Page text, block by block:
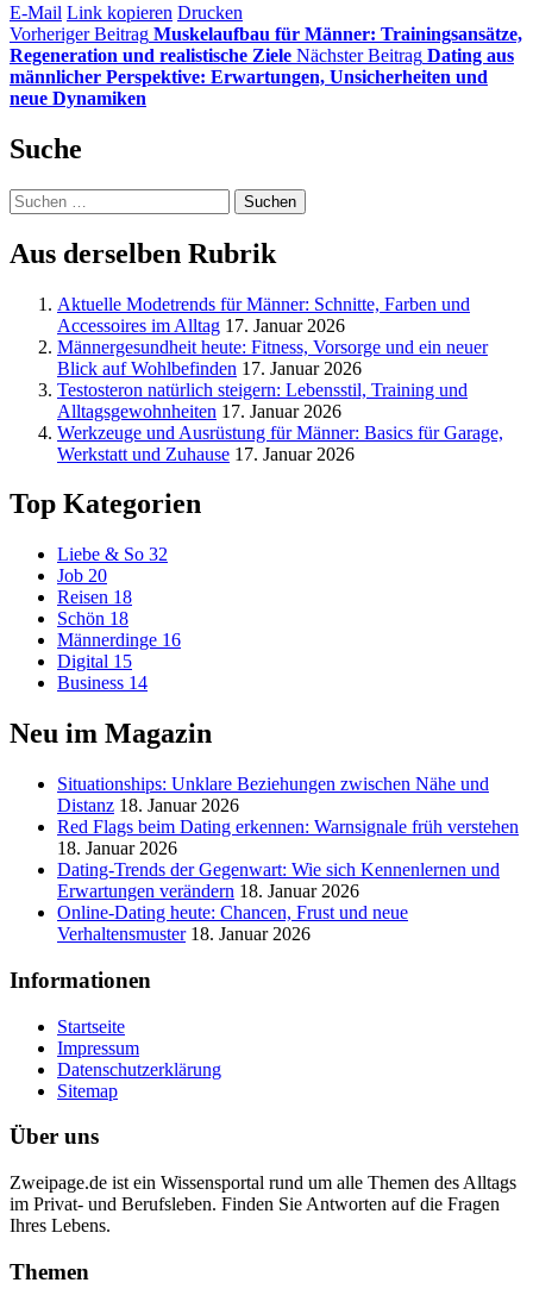
E-Mail Link kopieren Drucken
Vorheriger Beitrag Muskelaufbau für Männer: Trainingsansätze,
Regeneration und realistische Ziele Nächster Beitrag Dating aus
männlicher Perspektive: Erwartungen, Unsicherheiten und
neue Dynamiken
Suche
Suchen
nach:
Aus derselben Rubrik
Aktuelle Modetrends für Männer: Schnitte, Farben und
Accessoires im Alltag 17. Januar 2026
Männergesundheit heute: Fitness, Vorsorge und ein neuer
Blick auf Wohlbefinden 17. Januar 2026
Testosteron natürlich steigern: Lebensstil, Training und
Alltagsgewohnheiten 17. Januar 2026
Werkzeuge und Ausrüstung für Männer: Basics für Garage,
Werkstatt und Zuhause 17. Januar 2026
Top Kategorien
Liebe & So 32
Job 20
Reisen 18
Schön 18
Männerdinge 16
Digital 15
Business 14
Neu im Magazin
Situationships: Unklare Beziehungen zwischen Nähe und
Distanz 18. Januar 2026
Red Flags beim Dating erkennen: Warnsignale früh verstehen
18. Januar 2026
Dating-Trends der Gegenwart: Wie sich Kennenlernen und
Erwartungen verändern 18. Januar 2026
Online-Dating heute: Chancen, Frust und neue
Verhaltensmuster 18. Januar 2026
Informationen
Startseite
Impressum
Datenschutzerklärung
Sitemap
Über uns
Zweipage.de ist ein Wissensportal rund um alle Themen des Alltags
im Privat- und Berufsleben. Finden Sie Antworten auf die Fragen
Ihres Lebens.
Themen